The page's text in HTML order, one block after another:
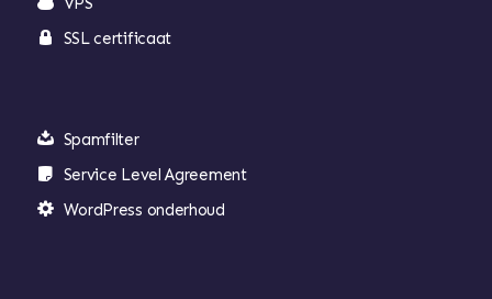
SSL certificaat
Spamfilter
Service Level Agreement
WordPress onderhoud